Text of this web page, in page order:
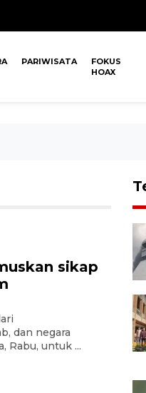
PARIWISATA
FOKUS
HOAX
sikap
dan negara
Rabu, untuk ...